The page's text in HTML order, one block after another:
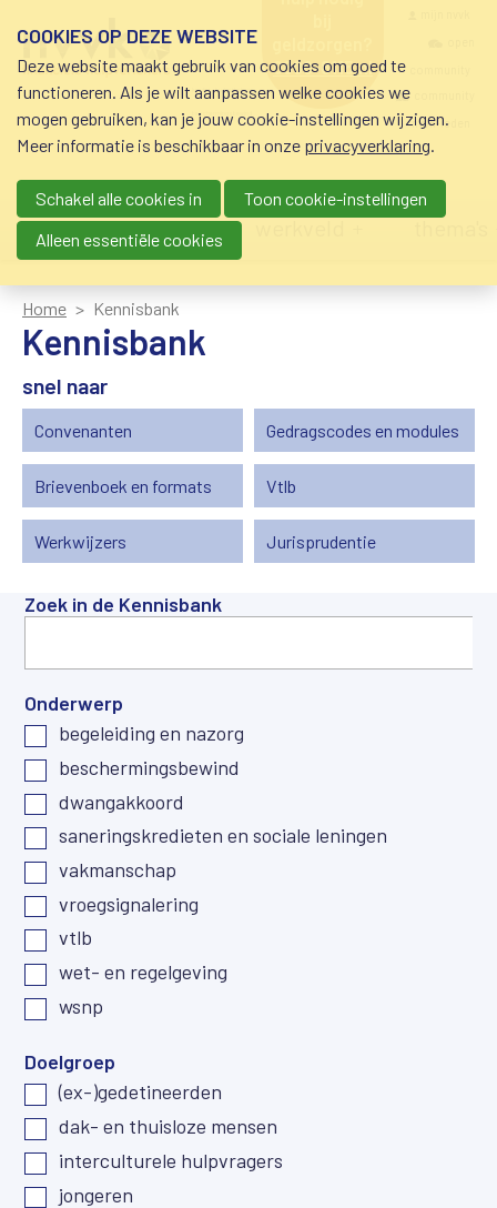
schuldhulp • sociaal
krediet • budgetbeheer •
beschermingsbewind
0800-8115.nl
nvvk-leden
Main navigation
nieuws agenda
Home Kennisbank
Kennisbank
snel naar
Convenanten Gedragscodes en modules
Brievenboek en formats Vtlb
Werkwijzers Jurisprudentie
Zoek in de Kennisbank
Onderwerp
begeleiding en nazorg
beschermingsbewind
dwangakkoord
saneringskredieten en sociale leningen
vakmanschap
vroegsignalering
vtlb
wet- en regelgeving
wsnp
Doelgroep
(ex-)gedetineerden
dak- en thuisloze mensen
interculturele hulpvragers
jongeren
COOKIES OP DEZE WEBSITE
Deze website maakt gebruik van cookies om goed te
functioneren. Als je wilt aanpassen welke cookies we
mogen gebruiken, kan je jouw cookie-instellingen wijzigen.
Meer informatie is beschikbaar in onze privacyverklaring.
Schakel alle cookies in
Toon cookie-instellingen
Alleen essentiële cookies